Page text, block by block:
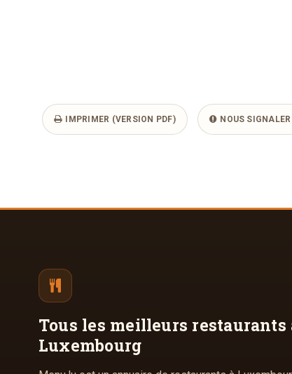
IMPRIMER (VERSION PDF) NOUS
Tous les meilleurs restaurants
Luxembourg